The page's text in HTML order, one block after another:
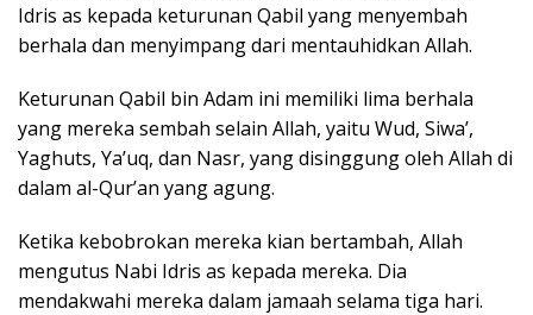
Idris as kepada keturunan Qabil yang menyembah
berhala dan menyimpang dari mentauhidkan Allah.
Keturunan Qabil bin Adam ini memiliki lima berhala
yang mereka sembah selain Allah, yaitu Wud, Siwa’,
Yaghuts, Ya’uq, dan Nasr, yang disinggung oleh Allah di
dalam al-Qur’an yang agung.
Ketika kebobrokan mereka kian bertambah, Allah
mengutus Nabi Idris as kepada mereka. Dia
mendakwahi mereka dalam jamaah selama tiga hari.